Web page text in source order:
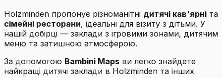
Holzminden пропонує різноманітні дитячі кав'ярні та
сімейні ресторани, ідеальні для візиту з дітьми. У
нашій добірці — заклади з ігровими зонами, дитячим
меню та затишною атмосферою.
За допомогою Bambini Maps ви легко знайдете
найкращі дитячі заклади в Holzminden та інших